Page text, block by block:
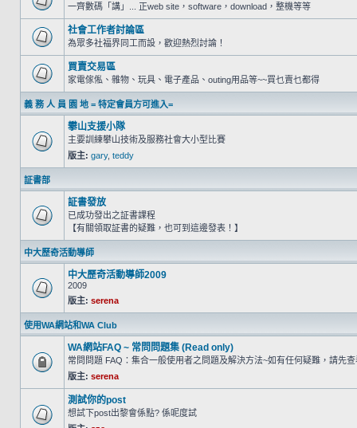
一齊數碼「講」... 正web site，software，download，整機等等
社會工作者討論區
為眾多社福界同工而設，歡迎熱烈討論！
買賣交易區
家電傢俬、雜物、玩具、電子產品、outing用品等~~買乜賣乜都得
義 務 人 員 園 地 = 特定會員方可進入=
攀山支援小隊
主要訓練攀山技術及服務社會大小型比賽
版主: gary, teddy
証書部
証書發放
已成功發出之証書課程
【有關領取証書的疑難，也可到這邊發表！】
中大歷奇活動導師
中大歷奇活動導師2009
2009
版主: serena
使用WA網站和WA Club
WA網站FAQ ~ 常問問題集 (Read only)
常問問題 FAQ：集合一般使用者之問題及解決方法~如有任何疑難，請先
版主: serena
測試你的post
想試下post出黎會係點? 係呢度試